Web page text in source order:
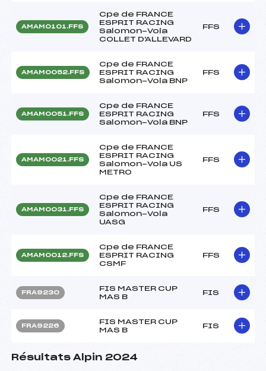
AMAM0101.FFS
Cpe de FRANCE
ESPRIT RACING
Salomon-Vola
COLLET D'ALLEVARD
FFS
AMAM0052.FFS
Cpe de FRANCE
ESPRIT RACING
Salomon-Vola BNP
FFS
AMAM0051.FFS
Cpe de FRANCE
ESPRIT RACING
Salomon-Vola BNP
FFS
AMAM0021.FFS
Cpe de FRANCE
ESPRIT RACING
Salomon-Vola US
METRO
FFS
AMAM0031.FFS
Cpe de FRANCE
ESPRIT RACING
Salomon-Vola
UASG
FFS
AMAM0012.FFS
Cpe de FRANCE
ESPRIT RACING
CSMF
FFS
FRA9230
FIS MASTER CUP
MAS B
FIS
FRA9226
FIS MASTER CUP
MAS B
FIS
Résultats Alpin 2024